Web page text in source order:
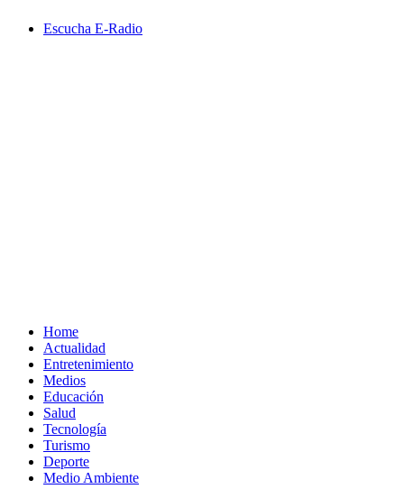
Escucha E-Radio
Home
Actualidad
Entretenimiento
Medios
Educación
Salud
Tecnología
Turismo
Deporte
Medio Ambiente